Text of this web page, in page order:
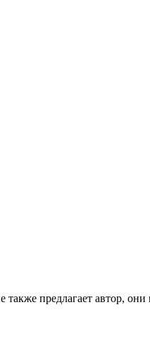
также предлагает автор,